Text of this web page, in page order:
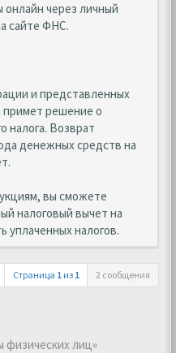
через личный
сайте ФНС.
и представленных
примет решение о
налога. Возврат
денежных средств на
вы сможете
налоговый вычет на
уплаченных налогов.
Страница 1 из 1 2 сообщения
физических лиц»